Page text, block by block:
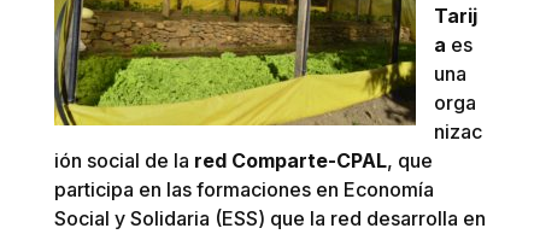
Tarij
a es
una
orga
nizac
ión social de la red Comparte-CPAL, que
participa en las formaciones en Economía
Social y Solidaria (ESS) que la red desarrolla en